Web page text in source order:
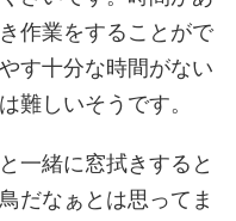
作業をすることがで
す十分な時間がない
難しいそうです。
一緒に窓拭きすると
だなぁとは思ってま